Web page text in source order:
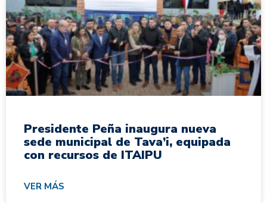
Presidente Peña inaugura nueva
sede municipal de Tava’i, equipada
con recursos de ITAIPU
VER MÁS